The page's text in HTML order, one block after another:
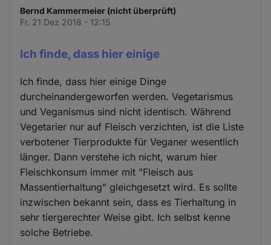
Bernd Kammermeier (nicht überprüft)
Fr. 21 Dez 2018 - 12:15
Ich finde, dass hier einige
Ich finde, dass hier einige Dinge
durcheinandergeworfen werden. Vegetarismus
und Veganismus sind nicht identisch. Während
Vegetarier nur auf Fleisch verzichten, ist die Liste
verbotener Tierprodukte für Veganer wesentlich
länger. Dann verstehe ich nicht, warum hier
Fleischkonsum immer mit "Fleisch aus
Massentierhaltung" gleichgesetzt wird. Es sollte
inzwischen bekannt sein, dass es Tierhaltung in
sehr tiergerechter Weise gibt. Ich selbst kenne
solche Betriebe.